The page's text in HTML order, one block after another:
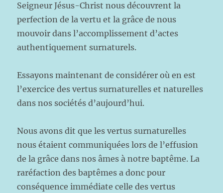
Seigneur Jésus-Christ nous découvrent la
perfection de la vertu et la grâce de nous
mouvoir dans l’accomplissement d’actes
authentiquement surnaturels.
Essayons maintenant de considérer où en est
l’exercice des vertus surnaturelles et naturelles
dans nos sociétés d’aujourd’hui.
Nous avons dit que les vertus surnaturelles
nous étaient communiquées lors de l’effusion
de la grâce dans nos âmes à notre baptême. La
raréfaction des baptêmes a donc pour
conséquence immédiate celle des vertus